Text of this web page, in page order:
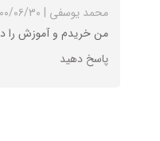
محمد یوسفی | ۰۰/۰۶/۳۰
من خریدم و آموزش را
پاسخ دهید